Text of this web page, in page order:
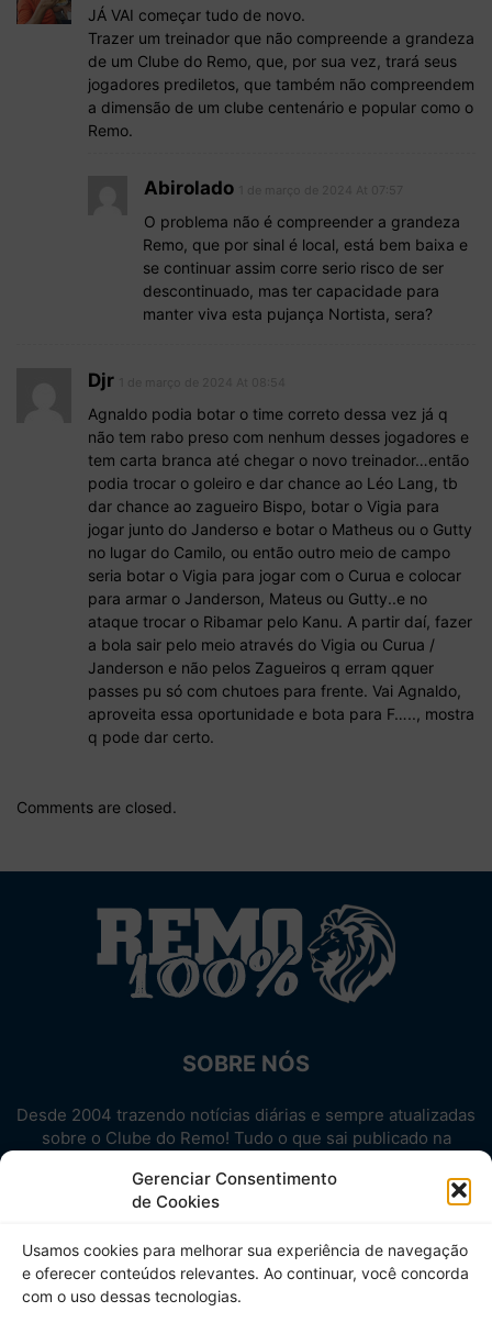
Gerenciar Consentimento
de Cookies
Usamos cookies para melhorar sua experiência de navegação
e oferecer conteúdos relevantes. Ao continuar, você concorda
com o uso dessas tecnologias.
JÁ VAI começar tudo de novo.
Trazer um treinador que não compreende a grandeza
de um Clube do Remo, que, por sua vez, trará seus
jogadores prediletos, que também não compreendem
a dimensão de um clube centenário e popular como o
Remo.
Abirolado
O problema não é compreender a grandeza
Remo, que por sinal é local, está bem baixa e
se continuar assim corre serio risco de ser
descontinuado, mas ter capacidade para
manter viva esta pujança Nortista, sera?
Djr
Agnaldo podia botar o time correto dessa vez já q
não tem rabo preso com nenhum desses jogadores e
tem carta branca até chegar o novo treinador…então
podia trocar o goleiro e dar chance ao Léo Lang, tb
dar chance ao zagueiro Bispo, botar o Vigia para
jogar junto do Janderso e botar o Matheus ou o Gutty
no lugar do Camilo, ou então outro meio de campo
seria botar o Vigia para jogar com o Curua e colocar
para armar o Janderson, Mateus ou Gutty..e no
ataque trocar o Ribamar pelo Kanu. A partir daí, fazer
a bola sair pelo meio através do Vigia ou Curua /
Janderson e não pelos Zagueiros q erram qquer
passes pu só com chutoes para frente. Vai Agnaldo,
aproveita essa oportunidade e bota para F….., mostra
q pode dar certo.
Comments are closed.
SOBRE NÓS
Desde 2004 trazendo notícias diárias e sempre atualizadas
sobre o Clube do Remo! Tudo o que sai publicado na
Aproveite! Site não-oficial.
SIGA-NOS